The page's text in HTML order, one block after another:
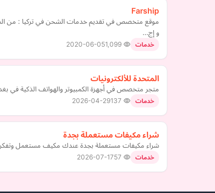
Farship
موقع متخصص في تقديم خدمات الشحن في تركيا : من
و إج…
خدمات 2020-06-05
المتحدة للألكترونيات
متجر متخصص في أجهزة الكمبيوتر والهواتف الذكية في
خدمات 2026-04-29
شراء مكيفات مستعملة بجدة
شراء مكيفات مستعملة بجدة عندك مكيف مستعمل وتفكر
خدمات 2026-07-17